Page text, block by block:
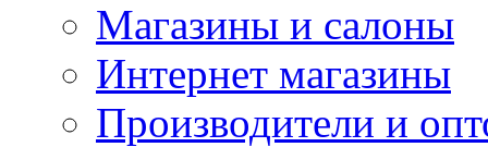
Магазины и салоны
Интернет магазины
Производители и